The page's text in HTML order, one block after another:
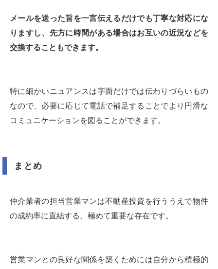
メールを送った旨を一言伝えるだけでも丁寧な対応にな
りますし、先方に時間がある場合はお互いの近況などを
交換することもできます。
特に細かいニュアンスは字面だけでは伝わりづらいもの
なので、必要に応じて電話で補足することでより円滑な
コミュニケーションを図ることができます。
まとめ
仲介業者の担当営業マンは不動産投資を行ううえで物件
の成約率に直結する、極めて重要な存在です。
営業マンとの良好な関係を築くためには自分から積極的